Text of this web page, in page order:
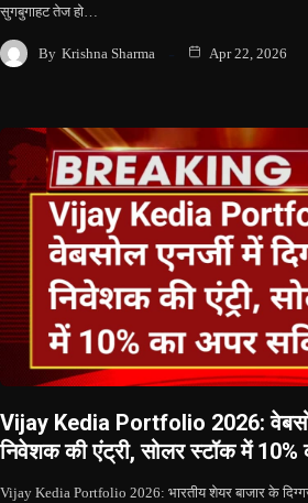
सुगबुगाहट तेज हो…
By Krishna Sharma Apr 22, 2026
Vijay Kedia Portfolio 2026:
निवेशक की एंट्री, सोलर स्टॉक में 10%
Vijay Kedia Portfolio 2026: भारतीय शेयर बाजार के